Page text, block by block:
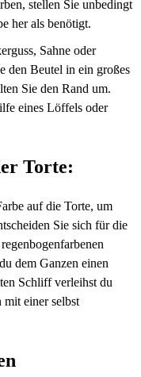
stellen Sie unbedingt
her als benötigt.
Sahne oder
den Beutel in ein großes
Sie den Rand um.
eines Löffels oder
Torte:
auf die Torte, um
Sie sich für die
dem Ganzen einen
Schliff verleihst du
mit einer selbst